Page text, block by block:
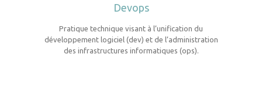
Devops
Pratique technique visant à l’unification du
développement logiciel (dev) et de l’administration
des infrastructures informatiques (ops).